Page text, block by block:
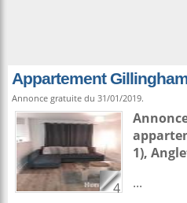
Appartement
Annonce gratuite du 31/01/2019.
4
1),
...